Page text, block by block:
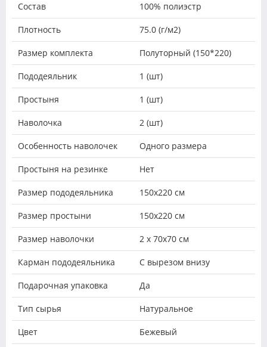
Состав 100% полиэстр
Плотность 75.0 (г/м2)
Размер комплекта Полуторный (150*220)
Пододеяльник 1 (шт)
Простыня 1 (шт)
Наволочка 2 (шт)
Особенность наволочек Одного размера
Простыня на резинке Нет
Размер пододеяльника 150х220 см
Размер простыни 150х220 см
Размер наволочки 2 х 70х70 см
Карман пододеяльника С вырезом внизу
Подарочная упаковка Да
Тип сырья Натуральное
Цвет Бежевый